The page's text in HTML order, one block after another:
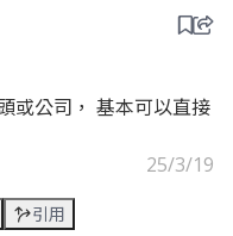
礎設施支出飆漲
Ultra、Rubin、
型
或公司， 基本可以直接
/ Teams 都不願意用
25/3/19
引用